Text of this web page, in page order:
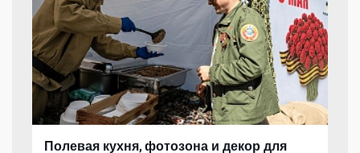
Полевая кухня, фотозона и декор для